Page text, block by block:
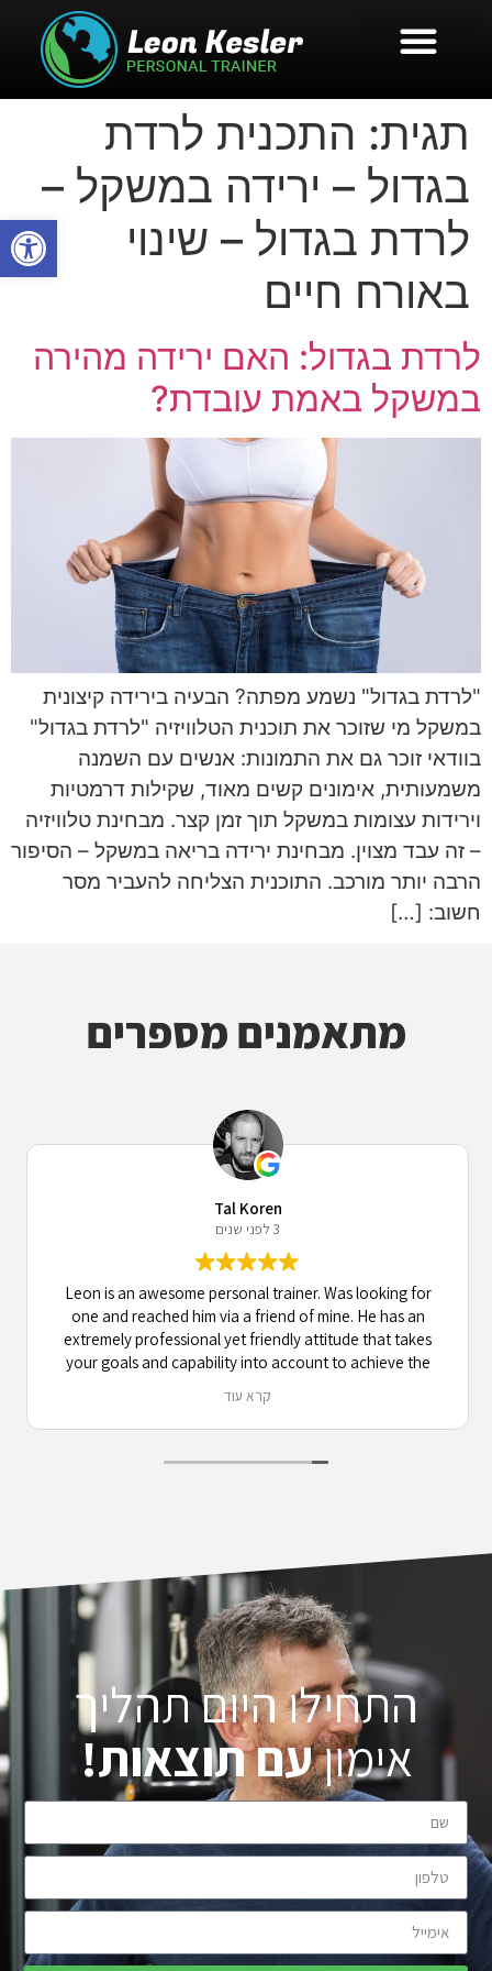
פתח
תגית: התכנית לרדת
בגדול – ירידה במשקל –
לרדת בגדול – שינוי
באורח חיים
לרדת בגדול: האם ירידה מהירה
במשקל באמת עובדת?
"לרדת בגדול" נשמע מפתה? הבעיה בירידה קיצונית
במשקל מי שזוכר את תוכנית הטלוויזיה "לרדת בגדול"
בוודאי זוכר גם את התמונות: אנשים עם השמנה
משמעותית, אימונים קשים מאוד, שקילות דרמטיות
וירידות עצומות במשקל תוך זמן קצר. מבחינת טלוויזיה
– זה עבד מצוין. מבחינת ירידה בריאה במשקל – הסיפור
הרבה יותר מורכב. התוכנית הצליחה להעביר מסר
חשוב: […]
מתאמנים מספרים
Tal Koren
3 לפני שנים
Leon is an awesome personal trainer. Was looking for
one and reached him via a friend of mine. He has an
extremely professional yet friendly attitude that takes
your goals and capability into account to achieve the
and active communication. 10/10 recommend
קרא עוד
התחילו היום תהליך
אימוןעם תוצאות!